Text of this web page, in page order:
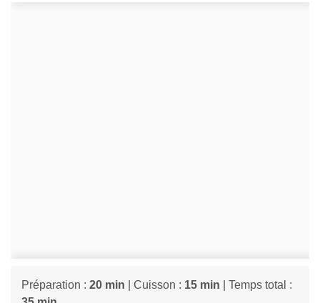
Préparation : 20 min | Cuisson : 15 min | Temps total :